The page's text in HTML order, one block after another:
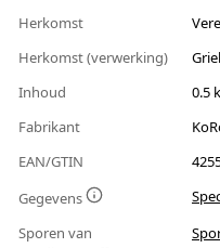
Herkomst
Herkomst (verwerking)
Inhoud
0.5
Fabrikant
EAN/GTIN
Gegevens
Sporen van